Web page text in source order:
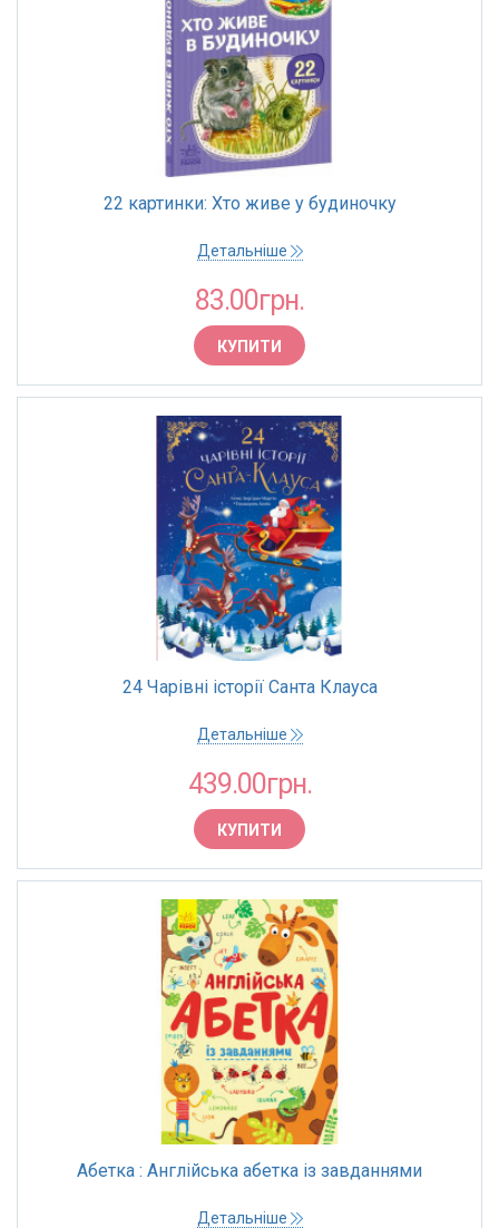
22 картинки: Хто живе у будиночку
Детальніше
83.00грн.
КУПИТИ
24 Чарівні історії Санта Клауса
Детальніше
439.00грн.
КУПИТИ
Абетка : Англійська абетка із завданнями
Детальніше